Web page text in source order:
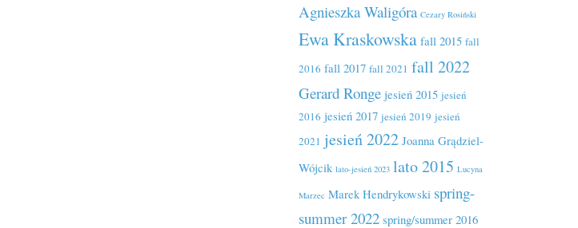
Agnieszka Waligóra Cezary Rosiński
Ewa Kraskowska fall 2015 fall
2016 fall 2017 fall 2021 fall 2022
Gerard Ronge jesień 2015 jesień
2016 jesień 2017 jesień 2019 jesień
2021 jesień 2022 Joanna Grądziel-
Wójcik lato-jesień 2023 lato 2015 Lucyna
Marzec Marek Hendrykowski spring-
summer 2022 spring/summer 2016